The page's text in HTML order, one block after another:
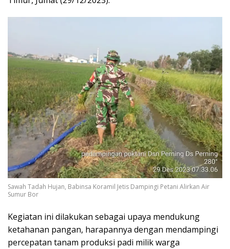
Sawah Tadah Hujan, Babinsa Koramil Jetis Dampingi Petani Alirkan Air
Sumur Bor
Kegiatan ini dilakukan sebagai upaya mendukung
ketahanan pangan, harapannya dengan mendampingi
percepatan tanam produksi padi milik warga